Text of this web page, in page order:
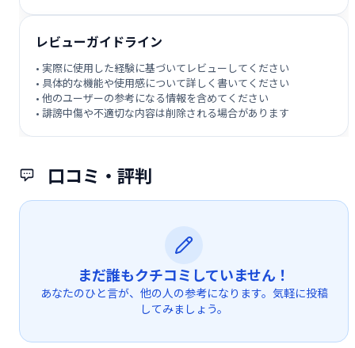
口コミ・評判
まだ誰もクチコミしていません！
あなたのひと言が、他の人の参考になります。気軽に投稿
してみましょう。
レビューガイドライン
• 実際に使用した経験に基づいてレビューしてください
• 具体的な機能や使用感について詳しく書いてください
• 他のユーザーの参考になる情報を含めてください
• 誹謗中傷や不適切な内容は削除される場合があります